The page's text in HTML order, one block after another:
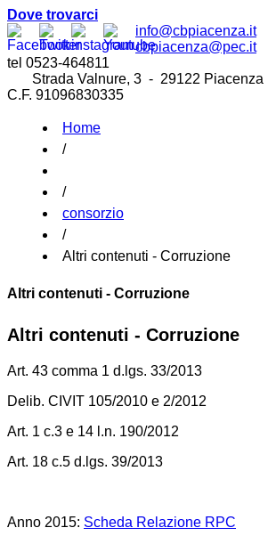
Dove trovarci
info@cbpiacenza.it
cbpiacenza@pec.it
tel 0523-464811
Strada Valnure, 3 - 29122 Piacenza
C.F. 91096830335
Home
/
/
consorzio
/
Altri contenuti - Corruzione
Altri contenuti - Corruzione
Altri contenuti - Corruzione
Art. 43 comma 1 d.lgs. 33/2013
Delib. CIVIT 105/2010 e 2/2012
Art. 1 c.3 e 14 l.n. 190/2012
Art. 18 c.5 d.lgs. 39/2013
Anno 2015: Scheda Relazione RPC